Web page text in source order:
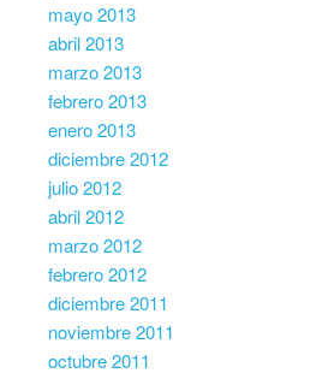
mayo 2013
abril 2013
marzo 2013
febrero 2013
enero 2013
diciembre 2012
julio 2012
abril 2012
marzo 2012
febrero 2012
diciembre 2011
noviembre 2011
octubre 2011